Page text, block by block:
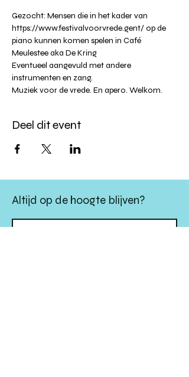
Gezocht: Mensen die in het kader van
https://www.festivalvoorvrede.gent/ op de
piano kunnen komen spelen in Café
Meulestee aka De Kring
Eventueel aangevuld met andere
instrumenten en zang.
Muziek voor de vrede. En apero. Welkom.
Deel dit event
Altijd op de hoogte blijven?